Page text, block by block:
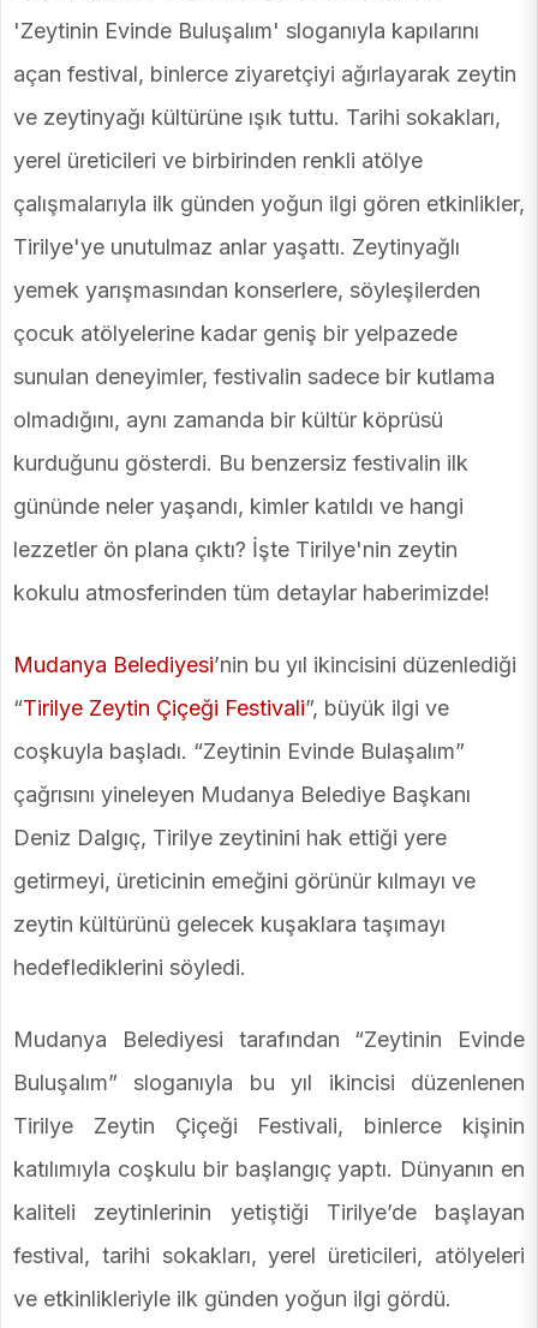
'Zeytinin Evinde Buluşalım' sloganıyla kapılarını
açan festival, binlerce ziyaretçiyi ağırlayarak zeytin
ve zeytinyağı kültürüne ışık tuttu. Tarihi sokakları,
yerel üreticileri ve birbirinden renkli atölye
çalışmalarıyla ilk günden yoğun ilgi gören etkinlikler,
Tirilye'ye unutulmaz anlar yaşattı. Zeytinyağlı
yemek yarışmasından konserlere, söyleşilerden
çocuk atölyelerine kadar geniş bir yelpazede
sunulan deneyimler, festivalin sadece bir kutlama
olmadığını, aynı zamanda bir kültür köprüsü
kurduğunu gösterdi. Bu benzersiz festivalin ilk
gününde neler yaşandı, kimler katıldı ve hangi
lezzetler ön plana çıktı? İşte Tirilye'nin zeytin
kokulu atmosferinden tüm detaylar haberimizde!
Mudanya Belediyesi’nin bu yıl ikincisini düzenlediği
“Tirilye Zeytin Çiçeği Festivali”, büyük ilgi ve
coşkuyla başladı. “Zeytinin Evinde Bulaşalım”
çağrısını yineleyen Mudanya Belediye Başkanı
Deniz Dalgıç, Tirilye zeytinini hak ettiği yere
getirmeyi, üreticinin emeğini görünür kılmayı ve
zeytin kültürünü gelecek kuşaklara taşımayı
hedeflediklerini söyledi.
Mudanya Belediyesi tarafından “Zeytinin Evinde
Buluşalım” sloganıyla bu yıl ikincisi düzenlenen
Tirilye Zeytin Çiçeği Festivali, binlerce kişinin
katılımıyla coşkulu bir başlangıç yaptı. Dünyanın en
kaliteli zeytinlerinin yetiştiği Tirilye’de başlayan
festival, tarihi sokakları, yerel üreticileri, atölyeleri
ve etkinlikleriyle ilk günden yoğun ilgi gördü.